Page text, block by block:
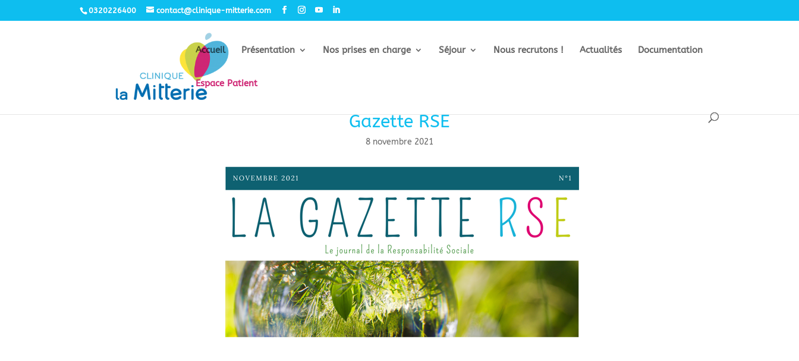
0320226400 contact@clinique-mitterie.com
Accueil Présentation Nos prises en charge Séjour Nous recrutons ! Actualités Documentation
Espace Patient
Gazette RSE
8 novembre 2021